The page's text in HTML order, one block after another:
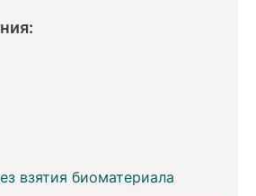
взятия биоматериала